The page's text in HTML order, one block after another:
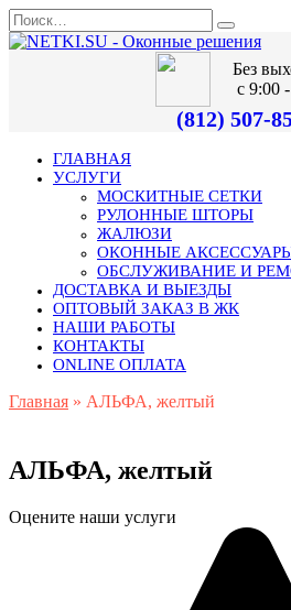
Без
с 9:00
(812) 507-
ГЛАВНАЯ
УСЛУГИ
МОСКИТНЫЕ СЕТКИ
РУЛОННЫЕ ШТОРЫ
ЖАЛЮЗИ
ОКОННЫЕ
ОБСЛУЖИВАНИЕ И
ДОСТАВКА И ВЫЕЗДЫ
ОПТОВЫЙ ЗАКАЗ В ЖК
НАШИ РАБОТЫ
КОНТАКТЫ
ONLINE ОПЛАТА
Главная » АЛЬФА, желтый
АЛЬФА, желтый
Оцените наши услуги